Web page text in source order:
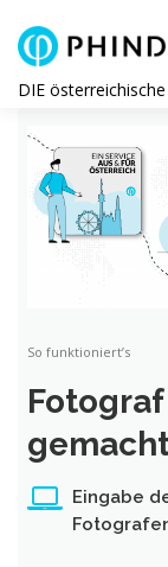
DIE
So funktioniert’s
Eingabe